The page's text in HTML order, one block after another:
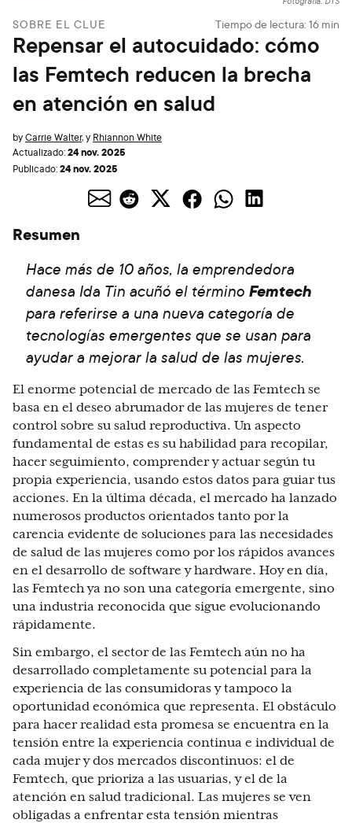
SOBRE EL CLUE Tiempo de lectura: 16 min
Repensar el autocuidado: cómo
las Femtech reducen la brecha
en atención en salud
byCarrie Walter,y Rhiannon White
Actualizado:24 nov. 2025
Publicado:24 nov. 2025
Resumen
Hace más de 10 años, la emprendedora
danesa Ida Tin acuñó el término Femtech
para referirse a una nueva categoría de
tecnologías emergentes que se usan para
ayudar a mejorar la salud de las mujeres.
El enorme potencial de mercado de las Femtech se
basa en el deseo abrumador de las mujeres de tener
control sobre su salud reproductiva. Un aspecto
fundamental de estas es su habilidad para recopilar,
hacer seguimiento, comprender y actuar según tu
propia experiencia, usando estos datos para guiar tus
acciones. En la última década, el mercado ha lanzado
numerosos productos orientados tanto por la
carencia evidente de soluciones para las necesidades
de salud de las mujeres como por los rápidos avances
en el desarrollo de software y hardware. Hoy en día,
las Femtech ya no son una categoría emergente, sino
una industria reconocida que sigue evolucionando
rápidamente.
Sin embargo, el sector de las Femtech aún no ha
desarrollado completamente su potencial para la
experiencia de las consumidoras y tampoco la
oportunidad económica que representa. El obstáculo
para hacer realidad esta promesa se encuentra en la
tensión entre la experiencia continua e individual de
cada mujer y dos mercados discontinuos: el de
Femtech, que prioriza a las usuarias, y el de la
atención en salud tradicional. Las mujeres se ven
obligadas a enfrentar esta tensión mientras